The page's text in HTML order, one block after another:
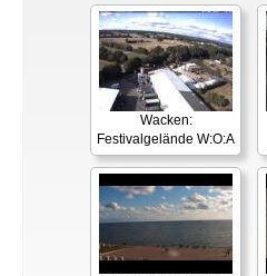
Wacken:
Festivalgelände W:O:A